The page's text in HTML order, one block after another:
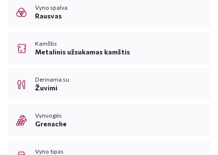
Vyno spalva
Rausvas
Kamštis
Metalinis užsukamas kamštis
Derinama su
Žuvimi
Vynuogės
Grenache
Vyno tipas